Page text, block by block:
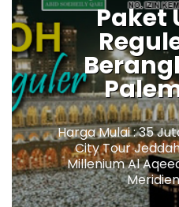
Paket
Harga Mulai : 35
City Tour
Millenium Al